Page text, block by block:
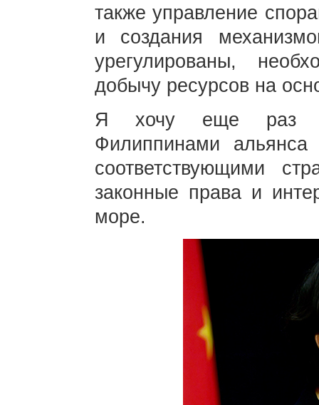
также управление
и создания
урегулированы,
добычу ресурсов на
Я хочу еще раз
Филиппинами альянса
соответствующими
законные права и
море.